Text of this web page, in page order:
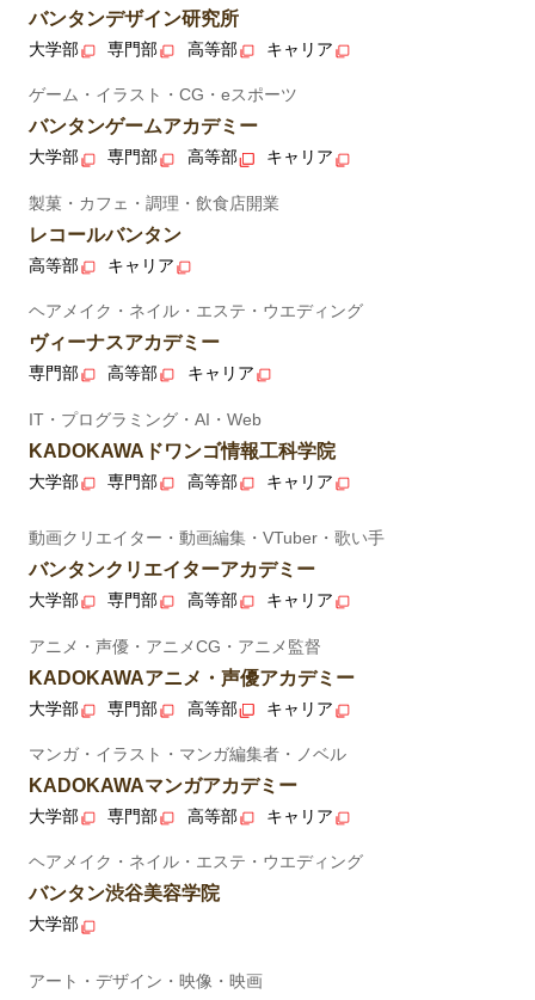
バンタンデザイン研究所
大学部 専門部 高等部 キャリア
ゲーム・イラスト・CG・eスポーツ
バンタンゲームアカデミー
大学部 専門部 高等部 キャリア
製菓・カフェ・調理・飲食店開業
レコールバンタン
高等部 キャリア
ヘアメイク・ネイル・エステ・ウエディング
ヴィーナスアカデミー
専門部 高等部 キャリア
IT・プログラミング・AI・Web
KADOKAWAドワンゴ情報工科学院
大学部 専門部 高等部 キャリア
動画クリエイター・動画編集・VTuber・歌い手
バンタンクリエイターアカデミー
大学部 専門部 高等部 キャリア
アニメ・声優・アニメCG・アニメ監督
KADOKAWAアニメ・声優アカデミー
大学部 専門部 高等部 キャリア
マンガ・イラスト・マンガ編集者・ノベル
KADOKAWAマンガアカデミー
大学部 専門部 高等部 キャリア
ヘアメイク・ネイル・エステ・ウエディング
バンタン渋谷美容学院
大学部
アート・デザイン・映像・映画